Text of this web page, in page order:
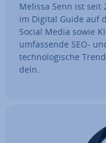
Melissa Senn ist seit
im Digital Guide auf
Social Media sowie
um­fas­sen­de SEO-
tech­no­lo­gi­sche
deln.